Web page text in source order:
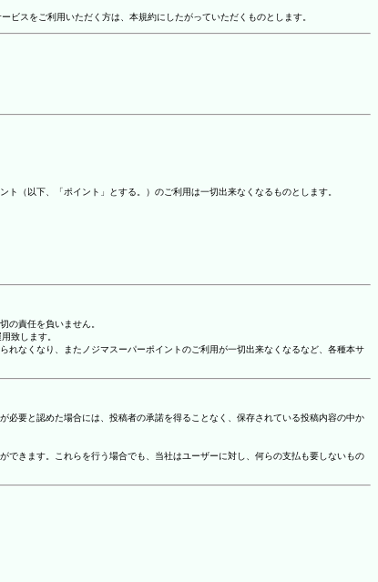
スをご利用いただく方は、本規約にしたがっていただくものとします。
（以下、「ポイント」とする。）のご利用は一切出来なくなるものとします。
の責任を負いません。
致します。
なくなり、またノジマスーパーポイントのご利用が一切出来なくなるなど、各種本サ
要と認めた場合には、投稿者の承諾を得ることなく、保存されている投稿内容の中か
きます。これらを行う場合でも、当社はユーザーに対し、何らの支払も要しないもの